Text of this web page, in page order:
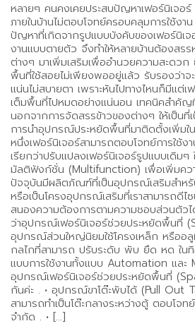
หลายๆ คนคงเคยประสบปัญหาเฟอร์นิเจอ
ภายในบ้านไม่ตอบโจทย์ครอบคลุมการใช้งา
ปัญหาที่เกิดจากรูปแบบบังคับของเฟอร์นิเจ
งานแบบตายตัว จึงทำให้หลายบ้านต้องสร
ต่างๆ มาเพิ่มเสริมเพื่ออำนวยความสะดว
พื้นที่ใช้สอยไม่เพียงพออยู่แล้ว รับรองว่าจ
แน่นไม่สบายตา เพราะหันไปทางไหนก็มีแต่เ
เต็มพื้นที่ไปหมดอย่างแน่นอน เทคนิคสำคัญที่
นอกจากการจัดสรรข้าวของต่างๆ ให้เป็นที่
การนำอุปกรณ์ประหยัดพื้นที่มาติดตั้งเพิ่มใน
หนึ่งเฟอร์นิเจอร์สามารถตอบโจทย์การใช้ง
เรียกว่าปรับแปลงเฟอร์นิเจอร์รูปแบบเดิม
มัลติฟังก์ชั่น (Multifunction) เพื่อเพิ่มควา
ปัจจุบันมีผลิตภัณฑ์ที่เป็นอุปกรณ์เสริมสำหรั
หรือเป็นโครงอุปกรณ์เสริมที่เราสามารถดีไ
สนองความต้องการตามความชอบส่วนตัว
ว่าอุปกรณ์เฟอร์นิเจอร์ช่วยประหยัดพื้นที่
อุปกรณ์ส่วนใหญ่นิยมใช้โครงเหล็ก หรืออลู
กลไกที่สามารถ ปรับระดับ พับ ยืด หด ใน
แบบการใช้งานทั้งแบบ Automation และ
อุปกรณ์เฟอร์นิเจอร์ช่วยประหยัดพื้นที่
กันค่ะ . • อุปกรณ์ขาโต๊ะพับได้ (Pull Out
สามารถทำเป็นโต๊ะกลางระหว่างตู้ ตอบโจ
จำกัด . • […]